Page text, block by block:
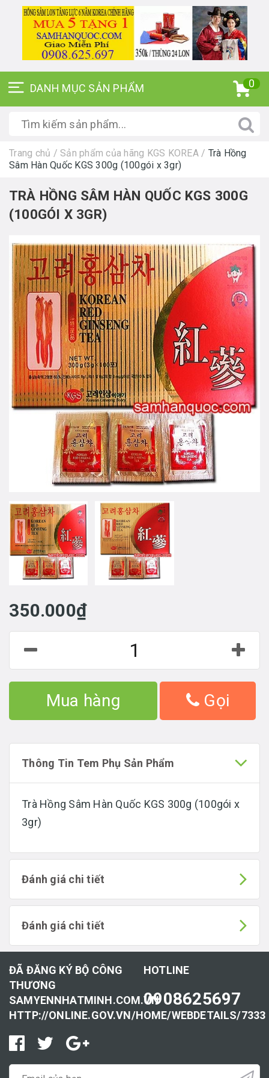
0
Trang chủ / Sản phẩm của hãng KGS KOREA / Trà Hồng
Sâm Hàn Quốc KGS 300g (100gói x 3gr)
TRÀ HỒNG SÂM HÀN QUỐC KGS 300G
(100GÓI X 3GR)
350.000₫
Mua hàng Gọi
Thông Tin Tem Phụ Sản Phẩm
Trà Hồng Sâm Hàn Quốc KGS 300g (100gói x
3gr)
Đánh giá chi tiết
Đánh giá chi tiết
ĐÃ ĐĂNG KÝ BỘ CÔNG
THƯƠNG
SAMYENNHATMINH.COM.VN
HTTP://ONLINE.GOV.VN/HOME/WEBDETAILS/7333
HOTLINE
0908625697